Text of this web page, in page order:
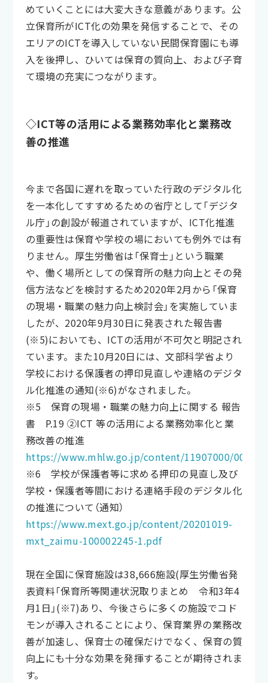
めていくことには大変大きな意義があります。公
立保育所がICT化の効果を発信することで、その
エリアのICTを導入していない民間保育園にも導
入を後押し、ひいては保育の質向上、および子育
て環境の充実につながります。
◇ICT等の活用による業務効率化と業務改
善の推進
今まで各国に遅れを取っていた行政のデジタル化
を一本化してすすめるための省庁として「デジタ
ル庁」の創設が報道されていますが、ICT化推進
の重要性は保育や学校の場においても例外では有
りません。厚生労働省は「保育士」という職業
や、働く場所としての保育所の魅力向上とその発
信方法などを検討するため2020年2月から「保育
の現場・職業の魅力向上検討会」を実施していま
したが、2020年9月30日に発表された報告書
(※5)においても、ICTの活用が不可欠と明記され
ています。また10月20日には、文部科学省より
学校における保護者の押印見直しや連絡のデジタ
ル化推進の通知(※6)がなされました。
※5 保育の現場・職業の魅力向上に関する 報告
書 P.19 ②ICT 等の活用による業務効率化と業
務改善の推進
https://www.mhlw.go.jp/content/11907000/
※6 学校が保護者等に求める押印の見直し及び
学校・保護者等間における連絡手段のデジタル化
の推進について（通知）
https://www.mext.go.jp/content/20201019-
mxt_zaimu-100002245-1.pdf
現在全国に保育施設は38,666施設(厚生労働省発
表資料「保育所等関連状況取りまとめ 令和3年4
月1日」(※7)あり、今後さらに多くの施設でコド
モンが導入されることにより、保育業界の業務改
善が加速し、保育士の確保だけでなく、保育の質
向上にも十分な効果を発揮することが期待されま
す。